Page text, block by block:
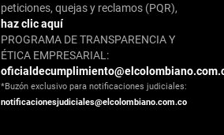
peticiones, quejas y reclamos (PQR),
haz clic aquí
PROGRAMA DE TRANSPARENCIA Y
ÉTICA EMPRESARIAL:
*Buzón exclusivo para notificaciones judiciales:
notificacionesjudiciales@elcolombiano.com.co